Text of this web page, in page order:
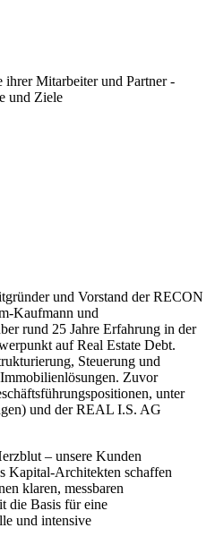
Mitarbeiter und Partner -
und Ziele
und Vorstand der RECON
Kaufmann und
rund 25 Jahre Erfahrung in der
auf Real Estate Debt.
Steuerung und
Zuvor
unter
und der REAL I.S. AG
– unsere Kunden
Kapital-Architekten schaffen
klaren, messbaren
die Basis für eine
und intensive